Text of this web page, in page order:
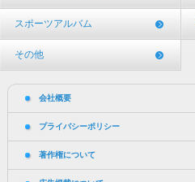
スポーツアルバム
その他
会社概要
プライバシーポリシー
著作権について